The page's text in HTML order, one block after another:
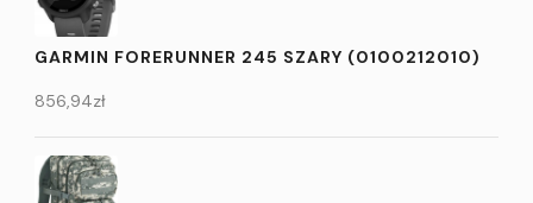
GARMIN FORERUNNER 245 SZARY (0100212010)
856,94zł